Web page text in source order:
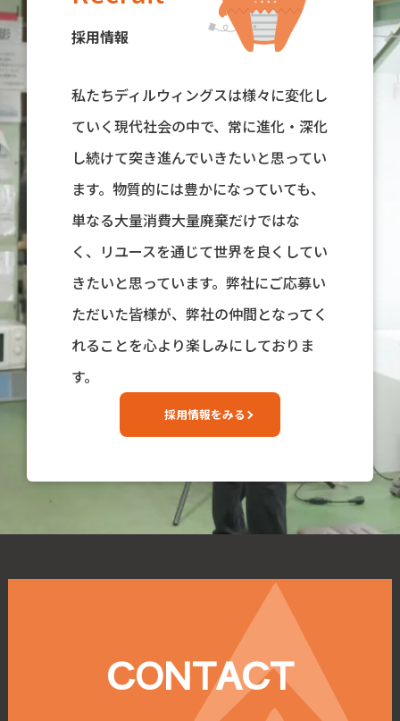
採用情報
私たちディルウィングスは様々に変化し
ていく現代社会の中で、常に進化・深化
し続けて突き進んでいきたいと思ってい
ます。物質的には豊かになっていても、
単なる大量消費大量廃棄だけではな
く、リユースを通じて世界を良くしてい
きたいと思っています。弊社にご応募い
ただいた皆様が、弊社の仲間となってく
れることを心より楽しみにしておりま
す。
採用情報をみる
CONTACT